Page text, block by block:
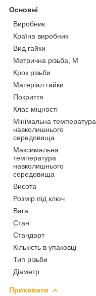
Основні
Виробник
Країна виробник
Вид гайки
Метрична різьба, М
Крок різьби
Матеріал гайки
Покриття
Клас міцності
Мінімальна температура
навколишнього
середовища
Максимальна
температура
навколишнього
середовища
Висота
Розмір під ключ
Вага
Стан
Стандарт
Кількість в упаковці
Тип різьби
Діаметр
Приховати